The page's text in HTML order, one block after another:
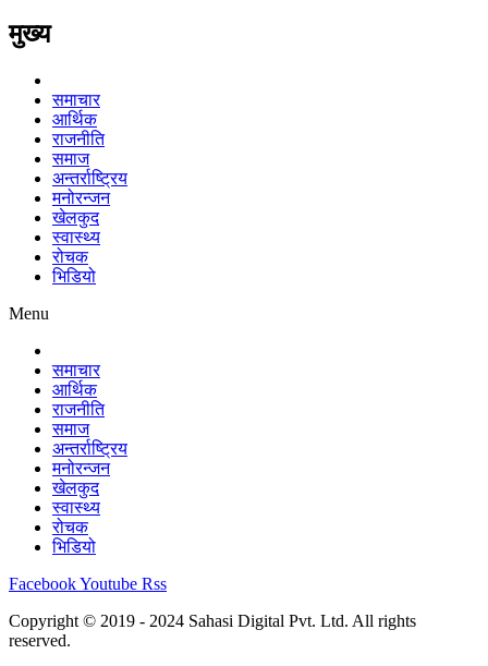
मुख्य
समाचार
आर्थिक
राजनीति
समाज
अन्तर्राष्ट्रिय
मनोरन्जन
खेलकुद
स्वास्थ्य
रोचक
भिडियो
Menu
समाचार
आर्थिक
राजनीति
समाज
अन्तर्राष्ट्रिय
मनोरन्जन
खेलकुद
स्वास्थ्य
रोचक
भिडियो
FacebookYoutube Rss
Copyright © 2019 - 2024 Sahasi Digital Pvt. Ltd. All rights
reserved.